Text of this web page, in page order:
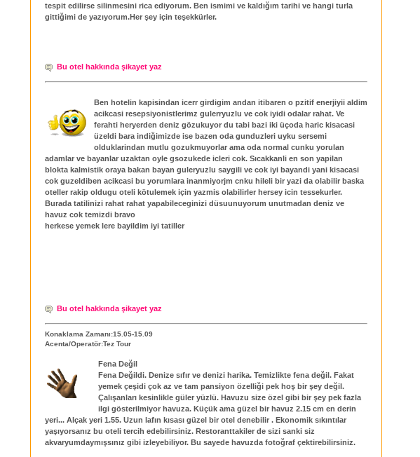
tespit edilirse silinmesini rica ediyorum. Ben ismimi ve kaldığım tarihi ve hangi turla
gittiğimi de yazıyorum.Her şey için teşekkürler.
Bu otel hakkında şikayet yaz
Ben hotelin kapisindan icerr girdigim andan itibaren o pzitif enerjiyii aldim
acikcasi resepsiyonistlerimz gulerryuzlu ve cok iyidi odalar rahat. Ve
ferahti heryerden deniz gözukuyor du tabi bazi iki üçoda haric kisacasi
üzeldi bara indiğimizde ise bazen oda gunduzleri uyku sersemi
olduklarindan mutlu gozukmuyorlar ama oda normal cunku yorulan
adamlar ve bayanlar uzaktan oyle gsozukede icleri cok. Sıcakkanli en son yapilan
blokta kalmistik oraya bakan bayan guleryuzlu saygili ve cok iyi bayandi yani kisacasi
cok guzeldiben acikcasi bu yorumlara inanmiyorjm cnku hileli bir yazi da olabilir baska
oteller rakip oldugu oteli kötulemek için yazmis olabilirler hersey icin tessekurler.
Burada tatilinizi rahat rahat yapabileceginizi düsuunuyorum unutmadan deniz ve
havuz cok temizdi bravo
herkese yemek lere bayildim iyi tatiller
Bu otel hakkında şikayet yaz
Konaklama Zamanı:15.05-15.09
Acenta/Operatör:Tez Tour
Fena Değil
Fena Değildi. Denize sıfır ve denizi harika. Temizlikte fena değil. Fakat
yemek çeşidi çok az ve tam pansiyon özelliği pek hoş bir şey değil.
Çalışanları kesinlikle güler yüzlü. Havuzu size özel gibi bir şey pek fazla
ilgi gösterilmiyor havuza. Küçük ama güzel bir havuz 2.15 cm en derin
yeri... Alçak yeri 1.55. Uzun lafın kısası güzel bir otel denebilir . Ekonomik sıkıntılar
yaşıyorsanız bu oteli tercih edebilirsiniz. Restoranttakiler de sizi sanki siz
akvaryumdaymışsınız gibi izleyebiliyor. Bu sayede havuzda fotoğraf çektirebilirsiniz.